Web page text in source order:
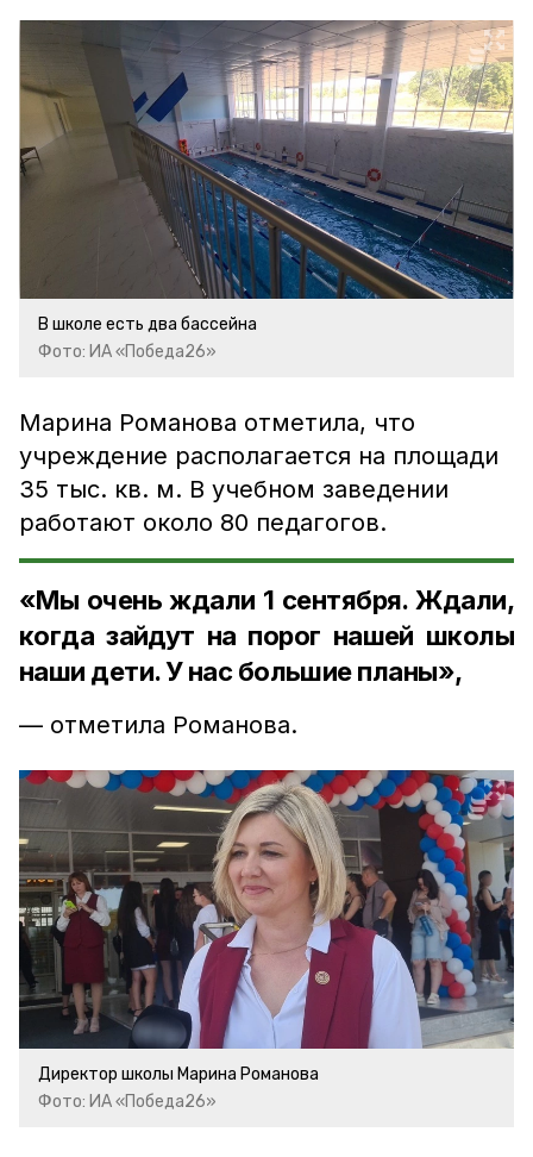
В школе есть два бассейна
Фото: ИА «Победа26»
Марина Романова отметила, что
учреждение располагается на площади
35 тыс. кв. м. В учебном заведении
работают около 80 педагогов.
«Мы очень ждали 1 сентября. Ждали,
когда зайдут на порог нашей школы
наши дети. У нас большие планы»,
— отметила Романова.
Директор школы Марина Романова
Фото: ИА «Победа26»